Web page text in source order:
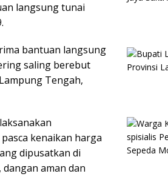
langsung tunai
bantuan langsung
saling berebut
Tengah,
kenaikan harga
dipusatkan di
aman dan